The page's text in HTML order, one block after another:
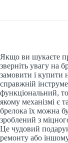
Якщо ви шукаєте
зверніть увагу на
замовити і купити
справжній
функціональний,
якому механізмі є
брелока їх можна
зроблений з
Це чудовий
ремонту або